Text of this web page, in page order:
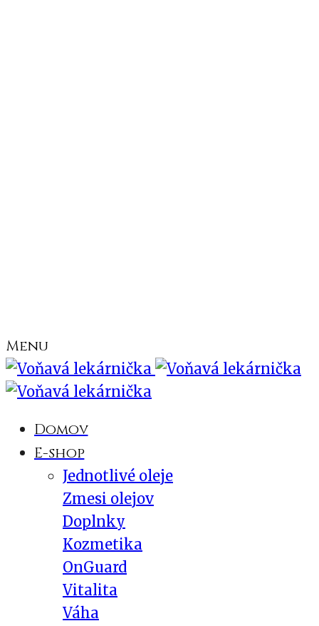
Menu
Domov
E-shop
Jednotlivé oleje
Zmesi olejov
Doplnky
Kozmetika
OnGuard
Vitalita
Váha